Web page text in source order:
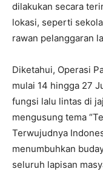
dilakukan secara
lokasi, seperti
rawan pelanggaran
Diketahui, Operasi
mulai 14 hingga 27
fungsi lalu lintas di
mengusung tema
Terwujudnya
menumbuhkan
seluruh lapisan